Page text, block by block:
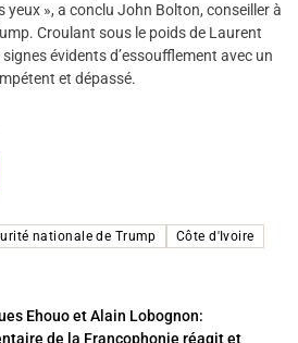
yeux », a conclu John Bolton, conseiller à
Croulant sous le poids de Laurent
évidents d’essoufflement avec un
et dépassé.
nationale de Trump
Côte d'Ivoire
Ehouo et Alain Lobognon:
de la Francophonie réagit et